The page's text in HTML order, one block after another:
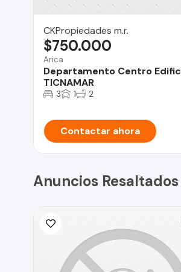
CKPropiedades m.r.
Arica
Departamento Centro
TICNAMAR
$750.000
3 1 2
Contactar ahora
Anuncios